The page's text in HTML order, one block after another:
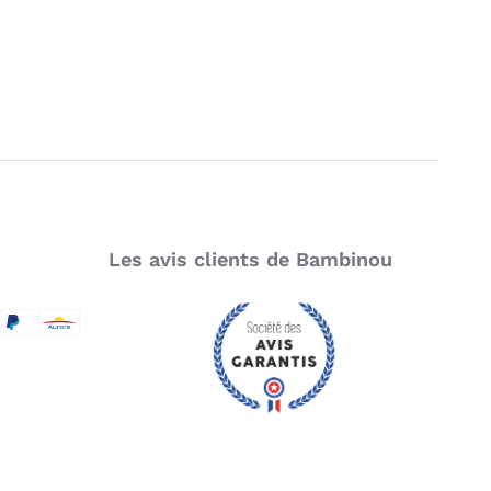
Les avis clients de Bambinou